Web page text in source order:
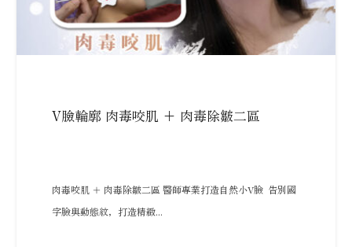
V臉輪廓 肉毒咬肌 + 肉毒除皺二區
肉毒咬肌 ＋ 肉毒除皺二區 醫師專業打造自然小V臉 告別國
字臉與動態紋，打造精緻...